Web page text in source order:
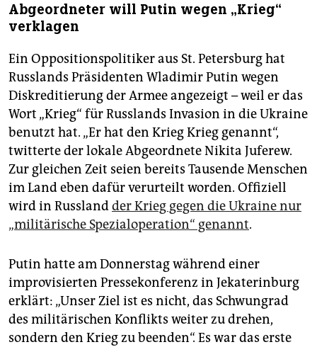
Abgeordneter will Putin wegen „Krieg“
verklagen
Ein Oppositionspolitiker aus St. Petersburg hat
Russlands Präsidenten Wladimir Putin wegen
Diskreditierung der Armee angezeigt – weil er das
Wort „Krieg“ für Russlands Invasion in die Ukraine
benutzt hat. „Er hat den Krieg Krieg genannt“,
twitterte der lokale Abgeordnete Nikita Juferew.
Zur gleichen Zeit seien bereits Tausende Menschen
im Land eben dafür verurteilt worden. Offiziell
wird in Russlandder Krieg gegen die Ukraine nur
„militärische Spezialoperation“ genannt.
Putin hatte am Donnerstag während einer
improvisierten Pressekonferenz in Jekaterinburg
erklärt: „Unser Ziel ist es nicht, das Schwungrad
des militärischen Konflikts weiter zu drehen,
sondern den Krieg zu beenden“. Es war das erste